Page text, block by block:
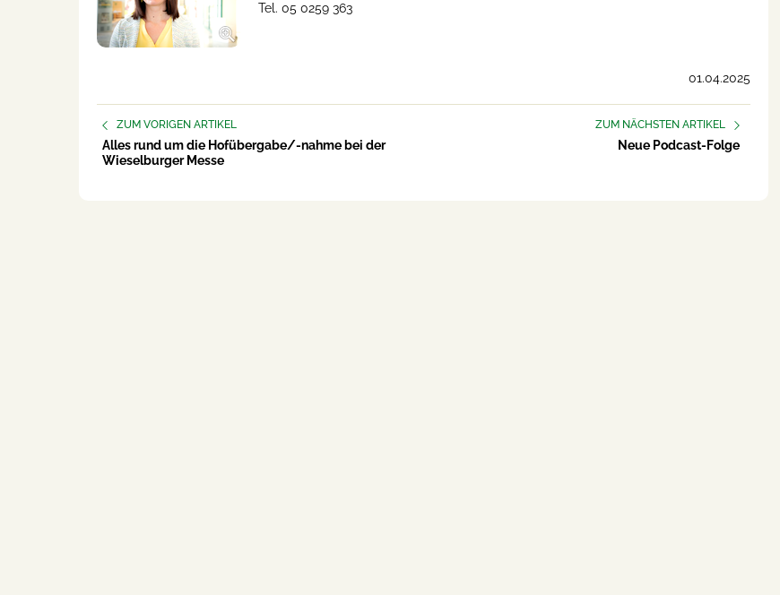
Tel. 05 0259 363
01.04.2025
ZUM VORIGEN ARTIKEL
Alles rund um die Hofübergabe/-nahme bei der
Wieselburger Messe
ZUM NÄCHSTEN ARTIKEL
Neue Podcast-Folge